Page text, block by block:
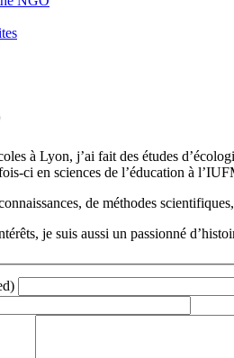
à Lyon, j’ai fait des études
ci en sciences de l’éducation à
de méthodes
je suis aussi un passionné